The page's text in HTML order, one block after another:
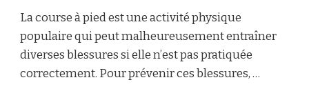
La course à pied est une activité physique
populaire qui peut malheureusement entraîner
diverses blessures si elle n’est pas pratiquée
correctement. Pour prévenir ces blessures, …